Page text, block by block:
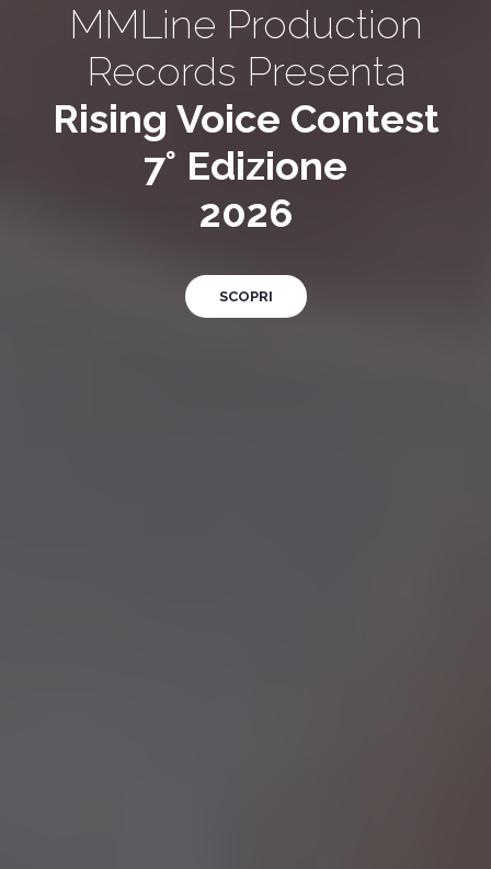
MMLine Production
Records Presenta
Rising Voice Contest
7° Edizione
2026
SCOPRI